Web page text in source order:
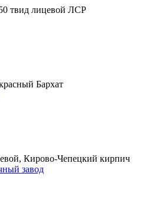
твид лицевой ЛСР
Бархат
Кирово-Чепецкий кирпич
завод